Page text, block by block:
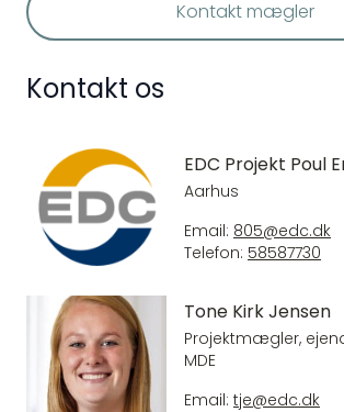
Kontakt mægler
Kontakt os
EDC Projekt Poul
Aarhus
Email: 805@edc.dk
Telefon: 58587730
Tone Kirk Jensen
Projektmægler,
MDE
Email: tje@edc.dk